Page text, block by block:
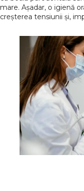
mare. Așadar, o igienă
creșterea tensiunii și,